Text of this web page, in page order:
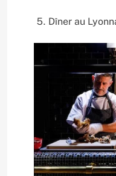
Dîner au